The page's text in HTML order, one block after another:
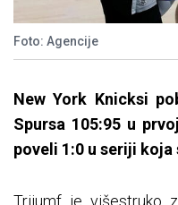
Foto: Agencije
New York Knicksi
Spursa 105:95 u
poveli 1:0 u seriji
Trijumf je višestruko